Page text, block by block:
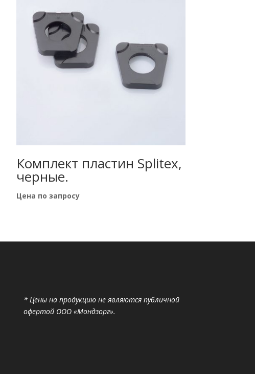
Комплект пластин Splitex,
черные.
Цена по запросу
* Цены на продукцию не являются публичной
офертой ООО «Мондзорг».